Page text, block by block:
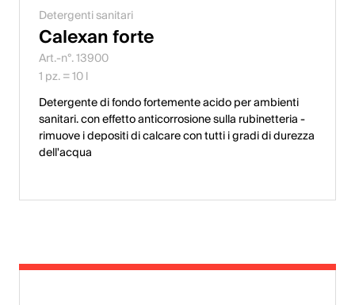
Detergenti sanitari
Calexan forte
Art.-n°. 13900
1 pz. = 10 l
Detergente di fondo fortemente acido per ambienti
sanitari. con effetto anticorrosione sulla rubinetteria -
rimuove i depositi di calcare con tutti i gradi di durezza
dell'acqua